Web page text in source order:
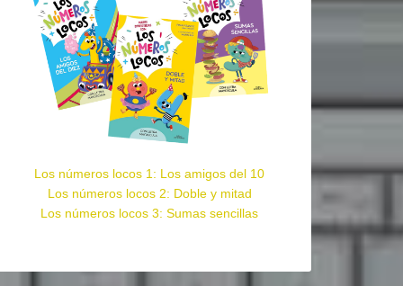
Los números locos 1: Los amigos del 10
Los números locos 2: Doble y mitad
Los números locos 3: Sumas sencillas